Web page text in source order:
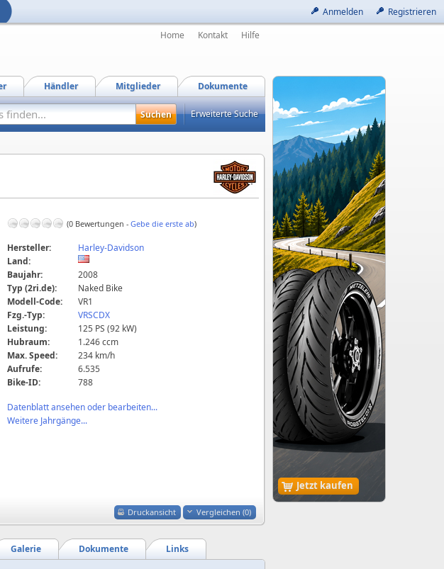
Anmelden Registrieren
Jetzt kaufen
Home Kontakt Hilfe
Dokumente
Mitglieder
Händler
Erweiterte Suche
(0 Bewertungen - Gebe die erste ab)
Hersteller:
Harley-Davidson
Land:
Baujahr:
2008
Typ (2ri.de):
Naked Bike
Modell-Code:
VR1
Fzg.-Typ:
VRSCDX
Leistung:
125 PS (92 kW)
Hubraum:
1.246 ccm
Max. Speed:
234 km/h
Aufrufe:
6.535
Bike-ID:
788
Datenblatt ansehen oder bearbeiten...
Weitere Jahrgänge...
Druckansicht Vergleichen (0)
Links
Dokumente
Galerie